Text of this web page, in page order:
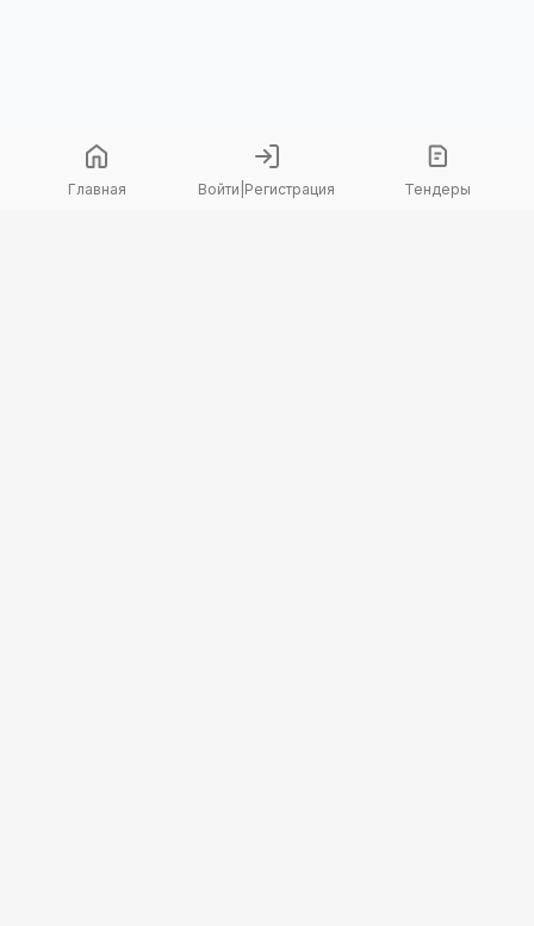
Главная Войти Регистрация Тендеры